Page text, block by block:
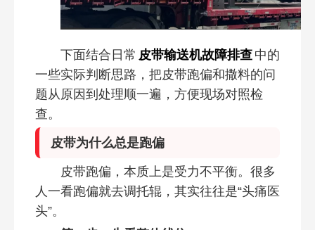
下面结合日常 皮带输送机故障排查 中的
一些实际判断思路，把皮带跑偏和撒料的问
题从原因到处理顺一遍，方便现场对照检
查。
皮带为什么总是跑偏
皮带跑偏，本质上是受力不平衡。很多
人一看跑偏就去调托辊，其实往往是“头痛医
头”。